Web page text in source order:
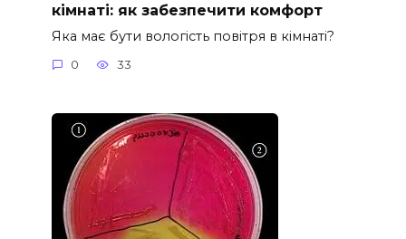
кімнаті: як забезпечити комфорт
Яка має бути вологість повітря в кімнаті?
0 33